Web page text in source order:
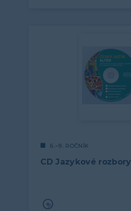
6.–9. ROČNÍK
CD Jazykové rozbory